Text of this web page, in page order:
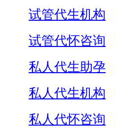
试管代生机构
试管代怀咨询
私人代生助孕
私人代生机构
私人代怀咨询